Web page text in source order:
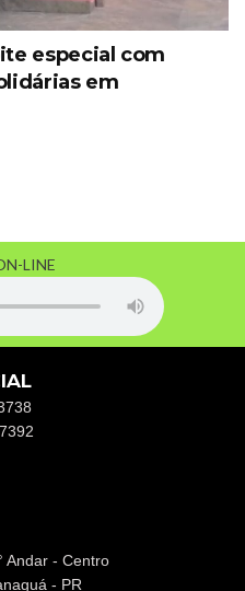
especial com
em
LINE
Andar - Centro
- PR